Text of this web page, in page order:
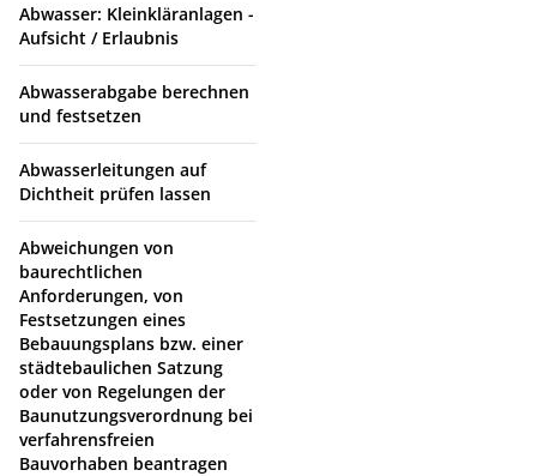
Abwasser: Kleinkläranlagen -
Aufsicht / Erlaubnis
Abwasserabgabe berechnen
und festsetzen
Abwasserleitungen auf
Dichtheit prüfen lassen
Abweichungen von
baurechtlichen
Anforderungen, von
Festsetzungen eines
Bebauungsplans bzw. einer
städtebaulichen Satzung
oder von Regelungen der
Baunutzungsverordnung bei
verfahrensfreien
Bauvorhaben beantragen